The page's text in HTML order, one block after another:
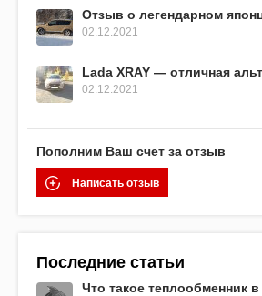
Отзыв о легендарном
02.12.2021
Lada XRAY — отличная
02.12.2021
Пополним Ваш счет за отзыв
Написать отзыв
Последние статьи
Что такое теплообменник